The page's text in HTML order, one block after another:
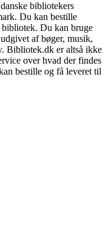
bibliotekers
Du kan bestille
bibliotek. Du kan bruge
af bøger, musik,
Bibliotek.dk er altså ikke
over hvad der findes
bestille og få leveret til